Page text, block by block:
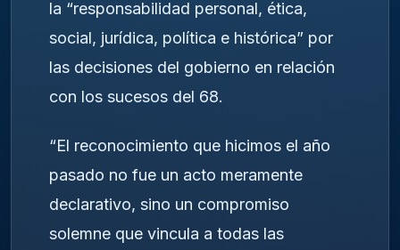
la “responsabilidad personal, ética,
social, jurídica, política e histórica” por
las decisiones del gobierno en relación
con los sucesos del 68.
“El reconocimiento que hicimos el año
pasado no fue un acto meramente
declarativo, sino un compromiso
solemne que vincula a todas las